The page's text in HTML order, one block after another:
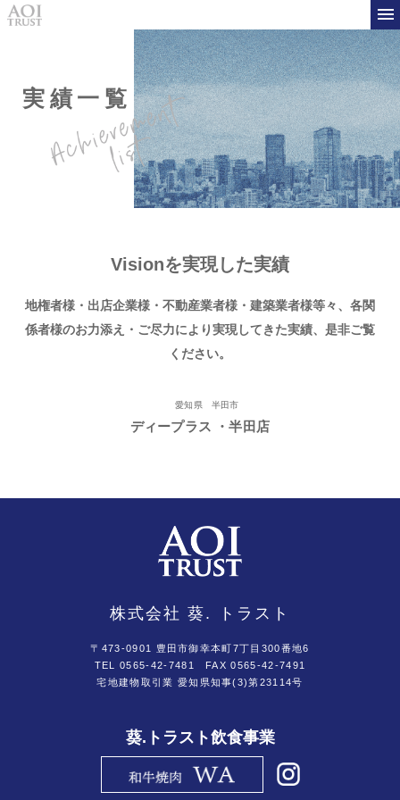
実績一覧
Visionを実現した実績
地権者様・出店企業様・不動産業者様・建築業者様等々、 各関
係者様のお力添え・ご尽力により実現してきた実績、是非ご覧
ください。
愛知県 半田市
ディープラス ・半田店
株式会社 葵. トラスト
〒473-0901 豊田市御幸本町7丁目300番地6
TEL 0565-42-7481
FAX 0565-42-7491
宅地建物取引業 愛知県知事(3)第23114号
葵.トラスト飲食事業